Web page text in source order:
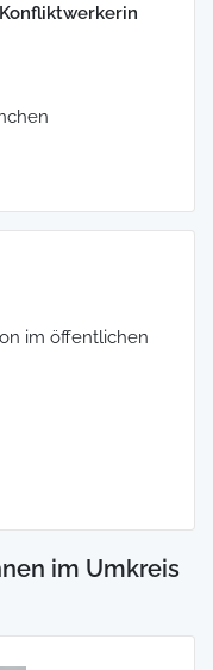
im öffentlichen
im Umkreis